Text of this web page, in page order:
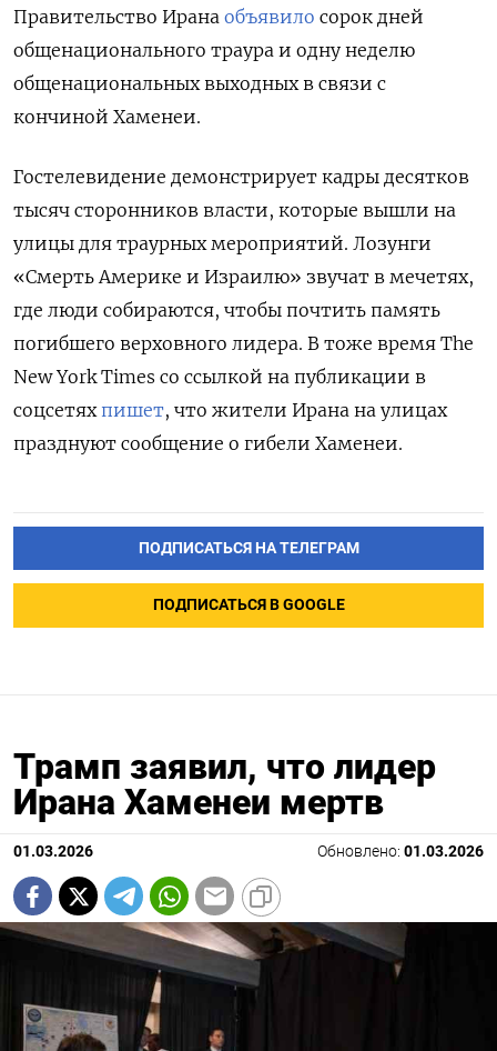
Правительство Ирана объявило сорок дней
общенационального траура и одну неделю
общенациональных выходных в связи с
кончиной Хаменеи.
Гостелевидение демонстрирует кадры десятков
тысяч сторонников власти, которые вышли на
улицы для траурных мероприятий. Лозунги
«Смерть Америке и Израилю» звучат в мечетях,
где люди собираются, чтобы почтить память
погибшего верховного лидера. В тоже время The
New York Times со ссылкой на публикации в
соцсетях пишет, что жители Ирана на улицах
празднуют сообщение о гибели Хаменеи.
ПОДПИСАТЬСЯ НА ТЕЛЕГРАМ
ПОДПИСАТЬСЯ В GOOGLE
Трамп заявил, что лидер
Ирана Хаменеи мертв
01.03.2026 Обновлено: 01.03.2026